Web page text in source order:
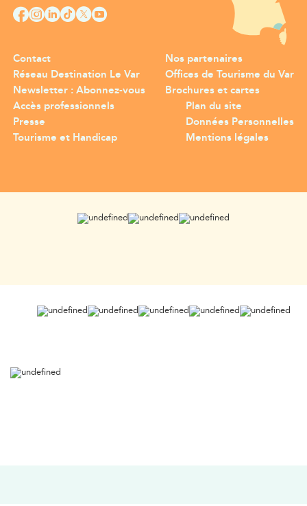
Contact
Réseau Destination Le Var
Newsletter : Abonnez-vous
Nos partenaires
Offices de Tourisme du Var
Brochures et cartes
Accès professionnels
Presse
Tourisme et Handicap
Plan du site
Données Personnelles
Mentions légales